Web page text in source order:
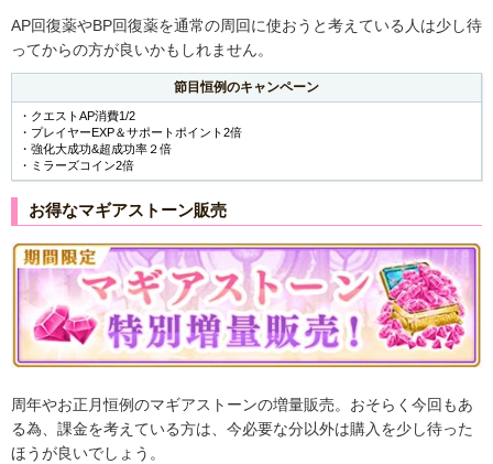
AP回復薬やBP回復薬を通常の周回に使おうと考えている人は少し待
ってからの方が良いかもしれません。
節目恒例のキャンペーン
・クエストAP消費1/2
・プレイヤーEXP＆サポートポイント2倍
・強化大成功&超成功率２倍
・ミラーズコイン2倍
お得なマギアストーン販売
周年やお正月恒例のマギアストーンの増量販売。おそらく今回もあ
る為、課金を考えている方は、今必要な分以外は購入を少し待った
ほうが良いでしょう。